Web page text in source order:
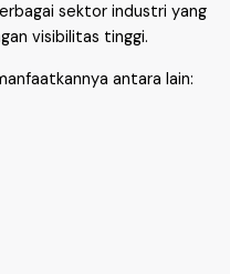
sektor industri yang
visibilitas tinggi.
antara lain: